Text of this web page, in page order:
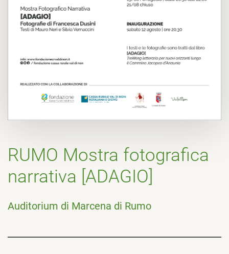
RUMO Mostra fotografica
narrativa [ADAGIO]
Auditorium di Marcena di Rumo